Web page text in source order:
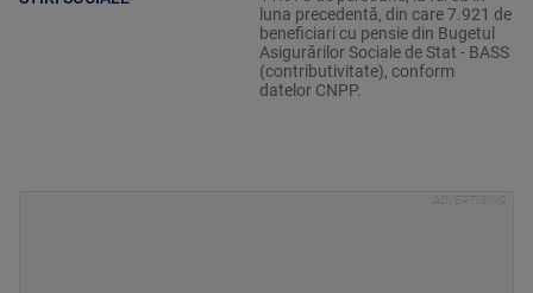
luna precedentă, din care 7.921 de
beneficiari cu pensie din Bugetul
Asigurărilor Sociale de Stat - BASS
(contributivitate), conform
datelor CNPP.